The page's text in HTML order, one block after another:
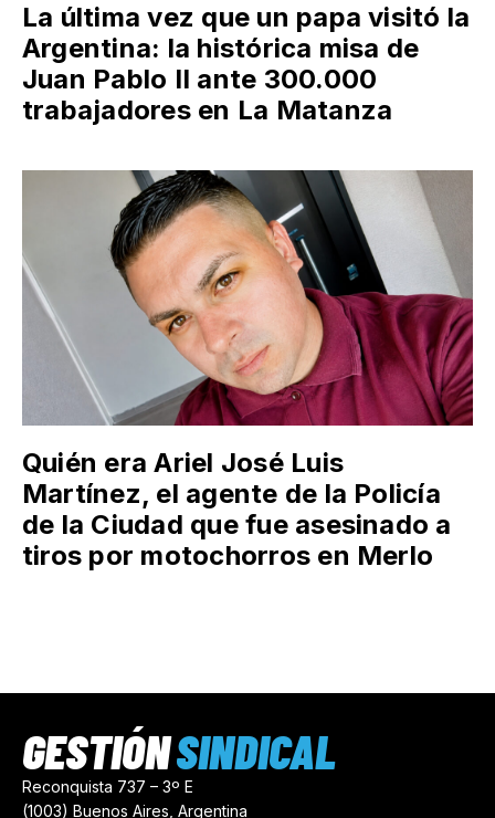
La última vez que un papa visitó la
Argentina: la histórica misa de
Juan Pablo II ante 300.000
trabajadores en La Matanza
Quién era Ariel José Luis
Martínez, el agente de la Policía
de la Ciudad que fue asesinado a
tiros por motochorros en Merlo
Reconquista 737 – 3º E
(1003) Buenos Aires, Argentina
GESTIÓNSINDICAL